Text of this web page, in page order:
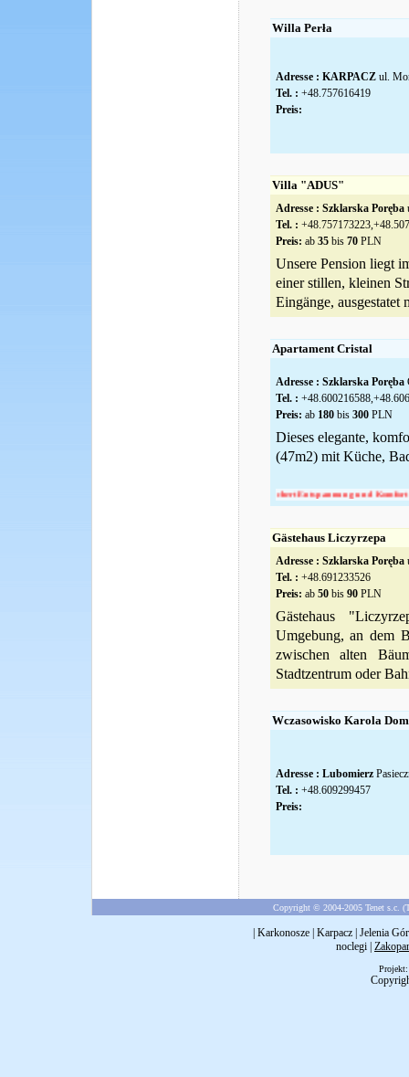
Willa Perła
Adresse : KARPACZul.
Tel. : +48.757616419
Preis:
Villa "ADUS"
Adresse : Szklarska Poręba
Tel. :
Preis: ab 35bis 70PLN
Unsere Pension liegt
einer stillen, kleinen
Eingänge,
Apartament Cristal
Adresse : Szklarska Poręba
Tel. :
Preis: ab 180bis 300PLN
Dieses elegante,
(47m2) mit Küche,
Das alles versichert Entspannung und Komfort für alle
Gästehaus Liczyrzepa
Adresse : Szklarska Poręba
Tel. : +48.691233526
Preis: ab 50bis 90PLN
Gästehaus
Umgebung, an dem
zwischen alten
Stadtzentrum oder
Wczasowisko Karola
Adresse : Lubomierz
Tel. : +48.609299457
Preis:
Copyright © 2004-2005 Tenet s.c.
Karkonosze Karpacz Jelenia
noclegi